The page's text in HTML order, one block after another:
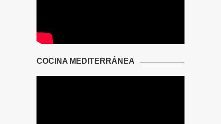
COCINA MEDITERRÁNEA